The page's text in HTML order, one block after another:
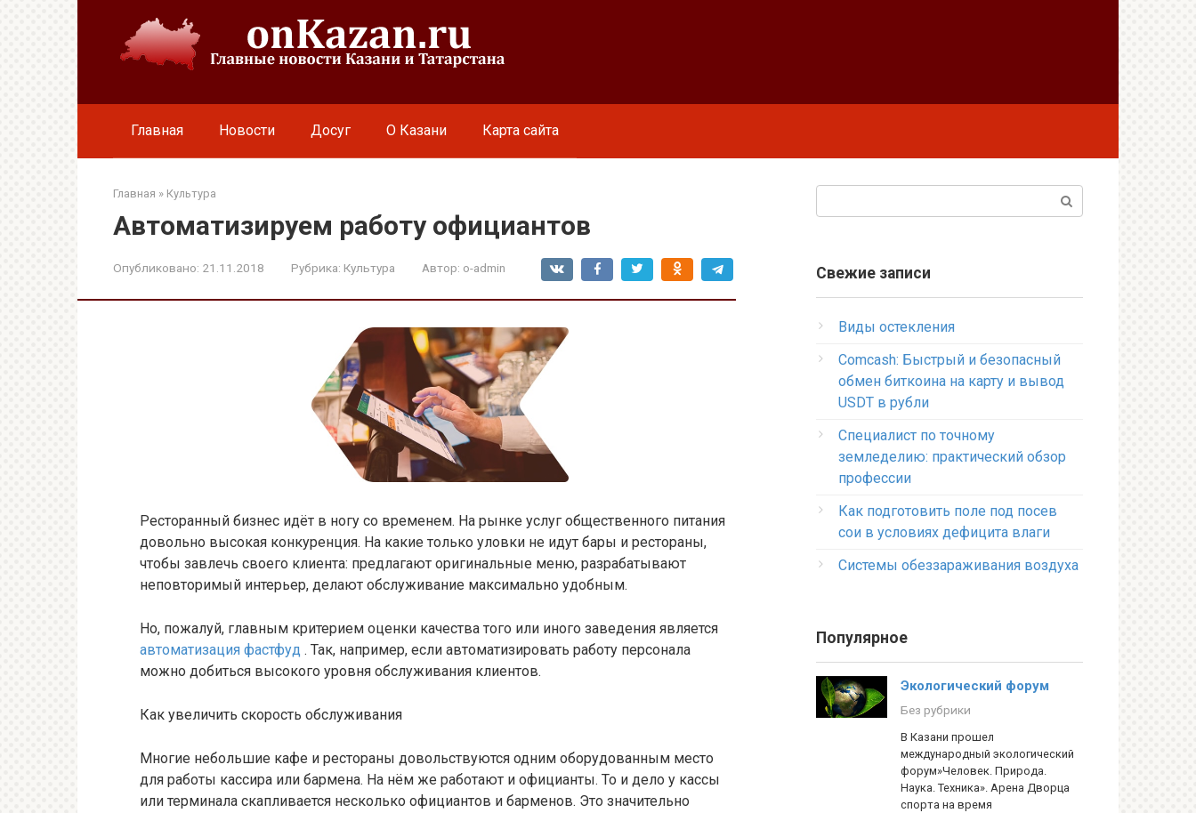
Главная Новости Досуг О Казани Карта сайта
Главная » Культура
Автоматизируем работу официантов
Опубликовано: 21.11.2018 Рубрика: Культура Автор: o-admin
Ресторанный бизнес идёт в ногу со временем. На рынке услуг общественного питания
довольно высокая конкуренция. На какие только уловки не идут бары и рестораны,
чтобы завлечь своего клиента: предлагают оригинальные меню, разрабатывают
неповторимый интерьер, делают обслуживание максимально удобным.
Но, пожалуй, главным критерием оценки качества того или иного заведения является
автоматизация фастфуд . Так, например, если автоматизировать работу персонала
можно добиться высокого уровня обслуживания клиентов.
Как увеличить скорость обслуживания
Многие небольшие кафе и рестораны довольствуются одним оборудованным место
для работы кассира или бармена. На нём же работают и официанты. То и дело у кассы
или терминала скапливается несколько официантов и барменов. Это значительно
Свежие записи
Виды остекления
Comcash: Быстрый и безопасный
обмен биткоина на карту и вывод
USDT в рубли
Специалист по точному
земледелию: практический обзор
профессии
Как подготовить поле под посев
сои в условиях дефицита влаги
Системы обеззараживания воздуха
Популярное
Экологический форум
Без рубрики
В Казани прошел
международный экологический
форум»Человек. Природа.
Наука. Техника». Арена Дворца
спорта на время